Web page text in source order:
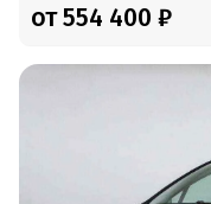
от 554 400 ₽